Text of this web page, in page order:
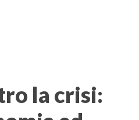
la crisi: